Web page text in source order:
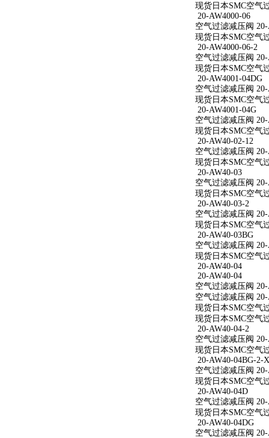
现货日本SMC空气
20-AW4000-06
空气过滤减压阀 20-
现货日本SMC空气
20-AW4000-06-2
空气过滤减压阀 20-
现货日本SMC空气
20-AW4001-04DG
空气过滤减压阀 20-
现货日本SMC空气
20-AW4001-04G
空气过滤减压阀 20-
现货日本SMC空气
20-AW40-02-12
空气过滤减压阀 20-
现货日本SMC空气
20-AW40-03
空气过滤减压阀 20-
现货日本SMC空气
20-AW40-03-2
空气过滤减压阀
现货日本SMC空气
20-AW40-03BG
空气过滤减压阀 20-
现货日本SMC空气
20-AW40-04
20-AW40-04
空气过滤减压阀 20-
空气过滤减压阀 20-
现货日本SMC空气
现货日本SMC空气
20-AW40-04-2
空气过滤减压阀
现货日本SMC空气
20-AW40-04BG-2-
空气过滤减压阀
现货日本SMC空气
20-AW40-04D
空气过滤减压阀
现货日本SMC空气
20-AW40-04DG
空气过滤减压阀